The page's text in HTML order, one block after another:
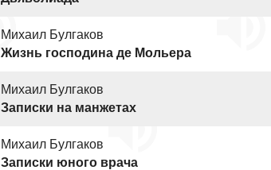
Михаил Булгаков
Жизнь господина де Мольера
Михаил Булгаков
Записки на манжетах
Михаил Булгаков
Записки юного врача